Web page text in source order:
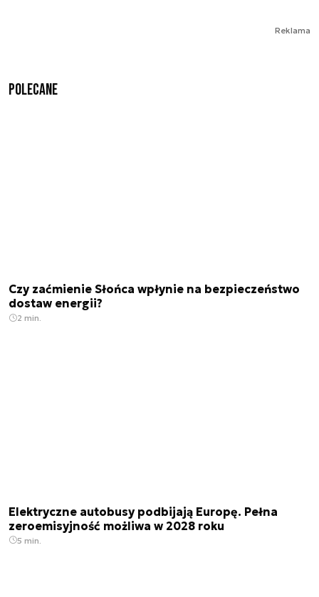
Reklama
Polecane
Czy zaćmienie Słońca wpłynie na bezpieczeństwo
dostaw energii?
2 min.
Elektryczne autobusy podbijają Europę. Pełna
zeroemisyjność możliwa w 2028 roku
5 min.